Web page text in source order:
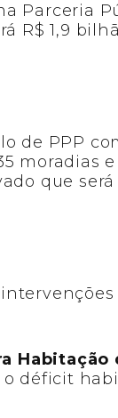
Parceria
R$ 1,9
de PPP
moradias
que
déficit